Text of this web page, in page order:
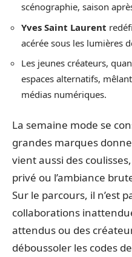
scénographie, saison
Yves Saint Laurent
acérée sous les lumières
Les jeunes créateurs,
espaces alternatifs,
médias numériques.
La semaine mode se
grandes marques
vient aussi des
privé ou l’ambiance
Sur le parcours, il n’est
collaborations
attendus ou des
déboussoler les codes